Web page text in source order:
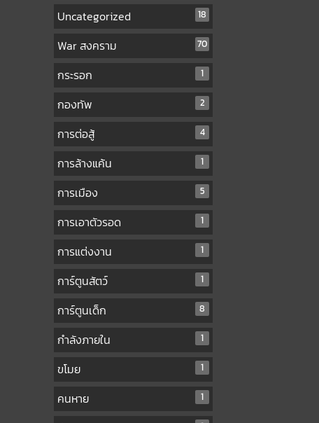
Uncategorized 18
War สงคราม 70
กระรอก 1
กองทัพ 2
การต่อสู้ 4
การล้างแค้น 1
การเมือง 5
การเอาตัวรอด 1
การแต่งงาน 1
การ์ตูนสัตว์ 1
การ์ตูนเด็ก 8
กำลังภายใน 1
ขโมย 1
คนหาย 1